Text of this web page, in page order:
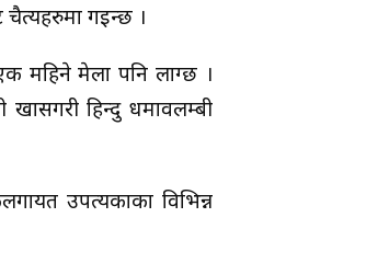
चैत्यहरुमा गइन्छ ।
महिने मेला पनि लाग्छ ।
खासगरी हिन्दु धमावलम्बी
उपत्यकाका विभिन्न